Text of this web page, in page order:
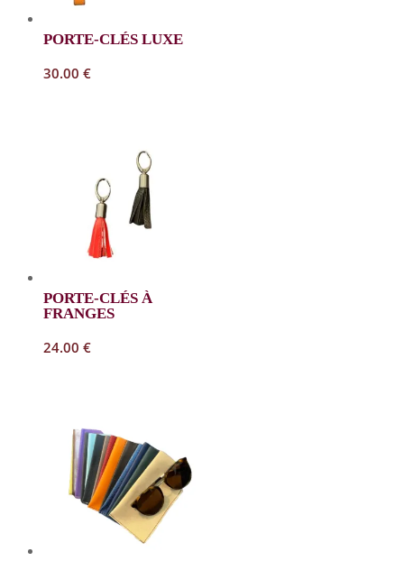
PORTE-CLÉS LUXE
30.00 €
PORTE-CLÉS À
FRANGES
24.00 €